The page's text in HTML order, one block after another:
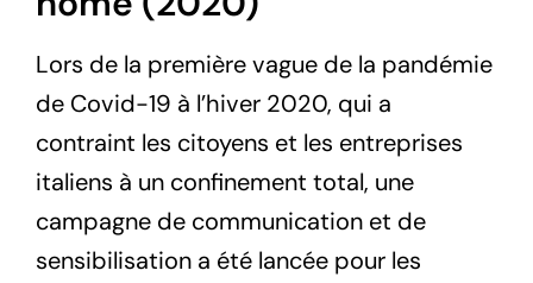
Lors de la première vague de la pandémie
de Covid-19 à l’hiver 2020, qui a
contraint les citoyens et les entreprises
italiens à un confinement total, une
campagne de communication et de
sensibilisation a été lancée pour les